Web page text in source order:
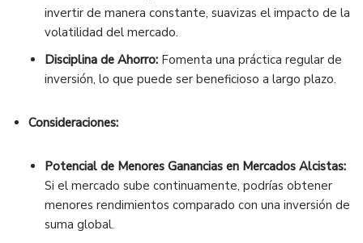
invertir de manera constante, suavizas el impacto de la
volatilidad del mercado.
Disciplina de Ahorro: Fomenta una práctica regular de
inversión, lo que puede ser beneficioso a largo plazo.
Consideraciones:
Potencial de Menores Ganancias en Mercados Alcistas:
Si el mercado sube continuamente, podrías obtener
menores rendimientos comparado con una inversión de
suma global.